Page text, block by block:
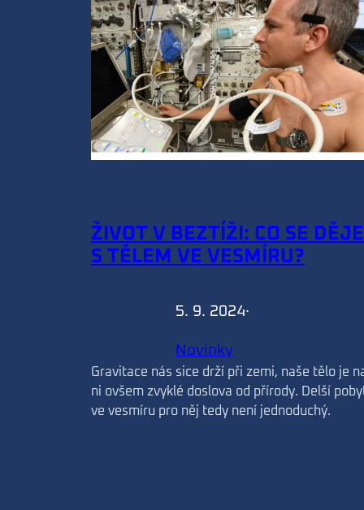
ŽIVOT V BEZTÍŽI: CO SE DĚJE
S TĚLEM VE VESMÍRU?
5. 9. 2024·
Novinky
Gravitace nás sice drží při zemi, naše tělo je
ni ovšem zvyklé doslova od přírody. Delší
ve vesmíru pro něj tedy není jednoduchý.